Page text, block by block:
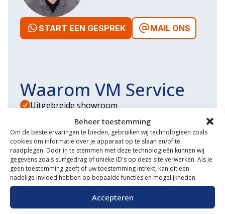
Beheer toestemming
Om de beste ervaringen te bieden, gebruiken wij technologieën zoals
cookies om informatie over je apparaat op te slaan en/of te
raadplegen. Door in te stemmen met deze technologieën kunnen wij
gegevens zoals surfgedrag of unieke ID's op deze site verwerken. Als je
geen toestemming geeft of uw toestemming intrekt, kan dit een
nadelige invloed hebben op bepaalde functies en mogelijkheden.
Accepteren
START EEN GESPREK MAIL ONS
Waarom VM Service
Uitgebreide showroom
Eigen transportservice
Gespecialiseerde werkplaats
Diverse aanbouwwerktuigen
Grote voorraad minitrekkers
Grootste in kleine tractoren